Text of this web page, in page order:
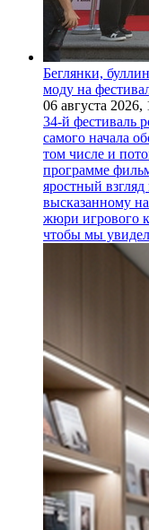
Беглянки,
моду на
06 августа 2026,
34-й фестиваль
самого начала
том числе и
программе
яростный
высказанному
жюри игрового
чтобы мы